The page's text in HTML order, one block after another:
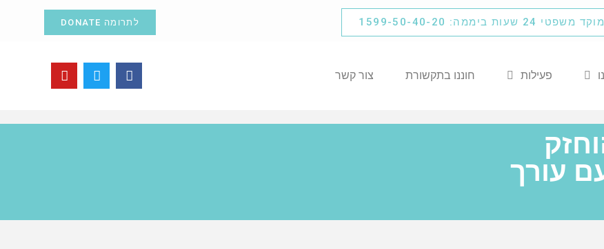
מוקד משפטי 24 שעות ביממה: 1599-50-40-20 לתרומה DONATE
פעילות חוננו בתקשורת צור קשר
עורך